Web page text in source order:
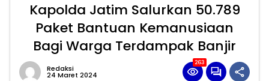
Kapolda Jatim Salurkan 50.789
Paket Bantuan Kemanusiaan
Bagi Warga Terdampak Banjir
Redaksi
24 Maret 2024
263